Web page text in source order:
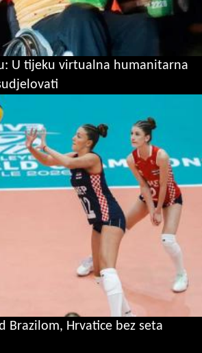
U tijeku virtualna humanitarna
Brazilom, Hrvatice bez seta